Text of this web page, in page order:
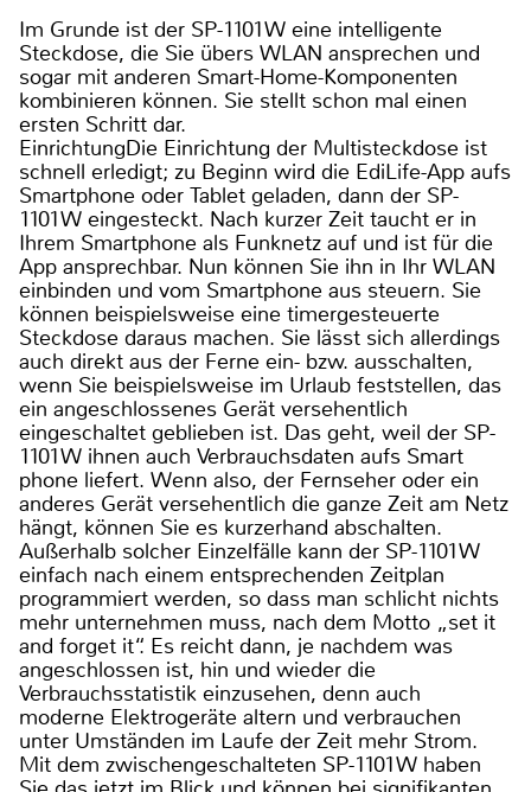
Im Grunde ist der SP-1101W eine intelligente
Steckdose, die Sie übers WLAN ansprechen und
sogar mit anderen Smart-Home-Komponenten
kombinieren können. Sie stellt schon mal einen
ersten Schritt dar.
EinrichtungDie Einrichtung der Multisteckdose ist
schnell erledigt; zu Beginn wird die EdiLife-App aufs
Smartphone oder Tablet geladen, dann der SP-
1101W eingesteckt. Nach kurzer Zeit taucht er in
Ihrem Smartphone als Funknetz auf und ist für die
App ansprechbar. Nun können Sie ihn in Ihr WLAN
einbinden und vom Smartphone aus steuern. Sie
können beispielsweise eine timergesteuerte
Steckdose daraus machen. Sie lässt sich allerdings
auch direkt aus der Ferne ein- bzw. ausschalten,
wenn Sie beispielsweise im Urlaub feststellen, das
ein angeschlossenes Gerät versehentlich
eingeschaltet geblieben ist. Das geht, weil der SP-
1101W ihnen auch Verbrauchsdaten aufs Smart
phone liefert. Wenn also, der Fernseher oder ein
anderes Gerät versehentlich die ganze Zeit am Netz
hängt, können Sie es kurzerhand abschalten.
Außerhalb solcher Einzelfälle kann der SP-1101W
einfach nach einem entsprechenden Zeitplan
programmiert werden, so dass man schlicht nichts
mehr unternehmen muss, nach dem Motto „set it
and forget it“. Es reicht dann, je nachdem was
angeschlossen ist, hin und wieder die
Verbrauchsstatistik einzusehen, denn auch
moderne Elektrogeräte altern und verbrauchen
unter Umständen im Laufe der Zeit mehr Strom.
Mit dem zwischengeschalteten SP-1101W haben